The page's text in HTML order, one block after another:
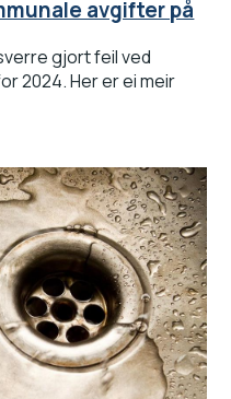
avgifter på
gjort feil ved
2024. Her er ei meir